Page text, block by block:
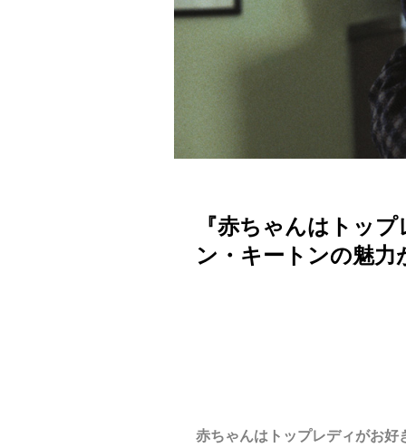
『赤ちゃんはトッ
ン・キートンの魅力
赤ちゃんはトップレディがお好